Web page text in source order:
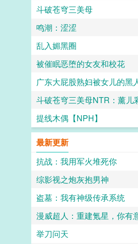
斗破苍穹三美母
鸣潮：涩涩
乱入媚黑圈
被催眠恶堕的女友和校花
斗破苍穹三美母NTR：薰儿
提线木偶【NPH】
最新更新
抗战：我用军火堆死你
综影视之炮灰抱男神
盗墓：我有神级传承系统
漫威超人：重建氪星，你有
举刀问天